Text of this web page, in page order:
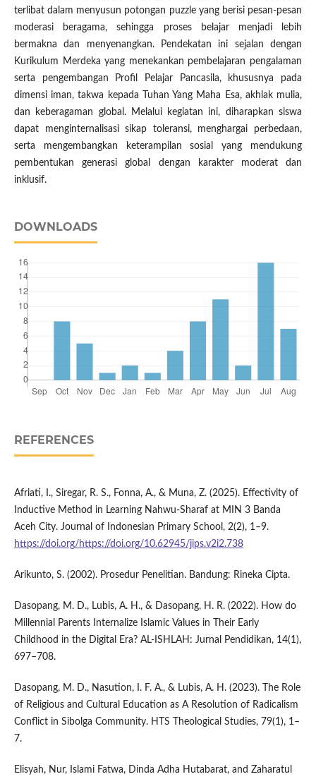
terlibat dalam menyusun potongan puzzle yang berisi pesan-pesan
moderasi beragama, sehingga proses belajar menjadi lebih
bermakna dan menyenangkan. Pendekatan ini sejalan dengan
Kurikulum Merdeka yang menekankan pembelajaran pengalaman
serta pengembangan Profil Pelajar Pancasila, khususnya pada
dimensi iman, takwa kepada Tuhan Yang Maha Esa, akhlak mulia,
dan keberagaman global. Melalui kegiatan ini, diharapkan siswa
dapat menginternalisasi sikap toleransi, menghargai perbedaan,
serta mengembangkan keterampilan sosial yang mendukung
pembentukan generasi global dengan karakter moderat dan
inklusif.
DOWNLOADS
REFERENCES
Afriati, I., Siregar, R. S., Fonna, A., & Muna, Z. (2025). Effectivity of
Inductive Method in Learning Nahwu-Sharaf at MIN 3 Banda
Aceh City. Journal of Indonesian Primary School, 2(2), 1–9.
https://doi.org/https://doi.org/10.62945/jips.v2i2.738
Arikunto, S. (2002). Prosedur Penelitian. Bandung: Rineka Cipta.
Dasopang, M. D., Lubis, A. H., & Dasopang, H. R. (2022). How do
Millennial Parents Internalize Islamic Values in Their Early
Childhood in the Digital Era? AL-ISHLAH: Jurnal Pendidikan, 14(1),
697–708.
Dasopang, M. D., Nasution, I. F. A., & Lubis, A. H. (2023). The Role
of Religious and Cultural Education as A Resolution of Radicalism
Conflict in Sibolga Community. HTS Theological Studies, 79(1), 1–
7.
Elisyah, Nur, Islami Fatwa, Dinda Adha Hutabarat, and Zaharatul